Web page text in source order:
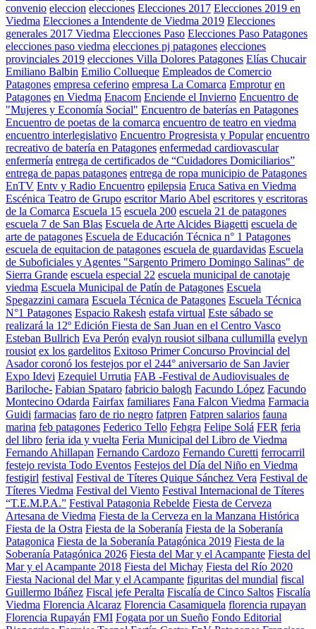
convenio eleccion elecciones Elecciones 2017 Elecciones 2019 en
Viedma Elecciones a Intendente de Viedma 2019 Elecciones
generales 2017 Viedma Elecciones Paso Elecciones Paso Patagones
elecciones paso viedma elecciones pj patagones elecciones
provinciales 2019 elecciones Villa Dolores Patagones Elías Chucair
Emiliano Balbin Emilio Collueque Empleados de Comercio
Patagones empresa ceferino empresa La Comarca Emprotur en
Patagones en Viedma Enacom Enciende el Invierno Encuentro de
"Mujeres y Economía Social" Encuentro de baterías en Patagones
Encuentro de poetas de la comarca encuentro de teatro en viedma
encuentro interlegislativo Encuentro Progresista y Popular encuentro
recreativo de batería en Patagones enfermedad cardiovascular
enfermería entrega de certificados de “Cuidadores Domiciliarios”
entrega de papas patagones entrega de ropa municipio de Patagones
EnTV Entv y Radio Encuentro epilepsia Eruca Sativa en Viedma
Escénica Teatro de Grupo escritor Mario Abel escritores y escritoras
de la Comarca Escuela 15 escuela 200 escuela 21 de patagones
escuela 7 de San Blas Escuela de Arte Alcides Biagetti escuela de
arte de patagones Escuela de Educación Técnica n° 1 Patagones
escuela de equitacion de patagones escuela de guardavidas Escuela
de Suboficiales y Agentes "Sargento Primero Domingo Salinas" de
Sierra Grande escuela especial 22 escuela municipal de canotaje
viedma Escuela Municipal de Patín de Patagones Escuela
Spegazzini camara Escuela Técnica de Patagones Escuela Técnica
N°1 Patagones Espacio Rakesh estafa virtual Este sábado se
realizará la 12º Edición Fiesta de San Juan en el Centro Vasco
Esteban Bullrich Eva Perón evalyn rousiot silbana cullumilla evelyn
rousiot ex los gardelitos Exitoso Primer Concurso Provincial del
Asador coronó los festejos por el 244° aniversario de San Javier
Expo Idevi Ezequiel Urrutia FAB -Festival de Audiovisuales de
Bariloche- Fabian Spataro fabricio balogh Facundo López Facundo
Montecino Odarda Fairfax familiares Fana Falcon Viedma Farmacia
Guidi farmacias faro de rio negro fatpren Fatpren salarios fauna
marina feb patagones Federico Tello Fehgra Felipe Solá FER feria
del libro feria ida y vuelta Feria Municipal del Libro de Viedma
Fernando Ahillapan Fernando Cardozo Fernando Curetti ferrocarril
festejo revista Todo Eventos Festejos del Día del Niño en Viedma
festigirl festival Festival de Títeres Quique Sánchez Vera Festival de
Títeres Viedma Festival del Viento Festival Internacional de Títeres
“T.E.M.P.A.” Festival Patagonia Rebelde Fiesta de Cerveza
Artesana de Viedma Fiesta de la Cerveza en la Manzana Histórica
Fiesta de la Ostra Fiesta de la Soberanía Fiesta de la Soberanía
Patagonica Fiesta de la Soberanía Patagónica 2019 Fiesta de la
Soberanía Patagónica 2026 Fiesta del Mar y el Acampante Fiesta del
Mar y el Acampante 2018 Fiesta del Michay Fiesta del Río 2020
Fiesta Nacional del Mar y el Acampante figuritas del mundial fiscal
Guillermo Ibáñez Fiscal jefe Peralta Fiscalía de Cinco Saltos Fiscalía
Viedma Florencia Alcaraz Florencia Casamiquela florencia rupayan
Florencia Rupayán FMI Fogata por un Sueño Fondo Editorial